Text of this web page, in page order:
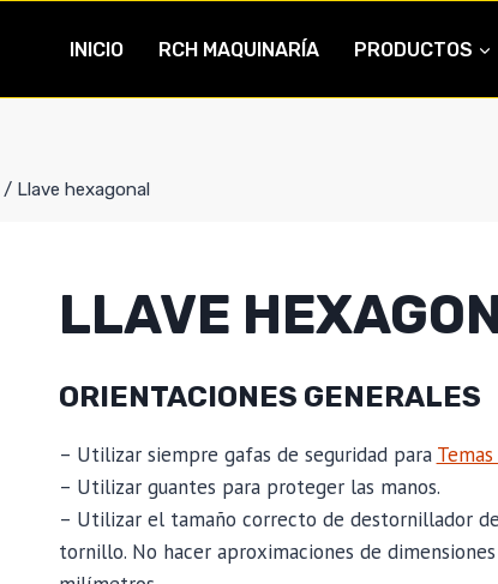
INICIO RCH MAQUINARÍA PRODUCTOS
/ Llave hexagonal
LLAVE
ORIENTACIONES GENERALES
– Utilizar siempre gafas de seguridad para Temas
– Utilizar guantes para proteger las manos.
– Utilizar el tamaño correcto de destornillador
tornillo. No hacer aproximaciones de